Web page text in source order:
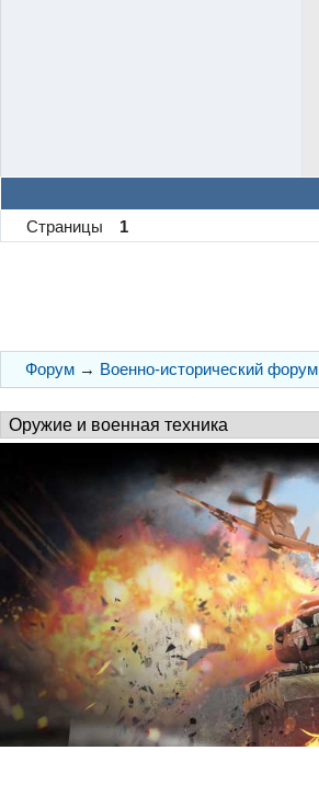
Страницы
1
Форум → Военно-исторический форум